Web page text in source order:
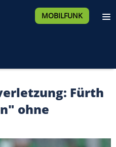
MOBILFUNK
Fürth
ohne